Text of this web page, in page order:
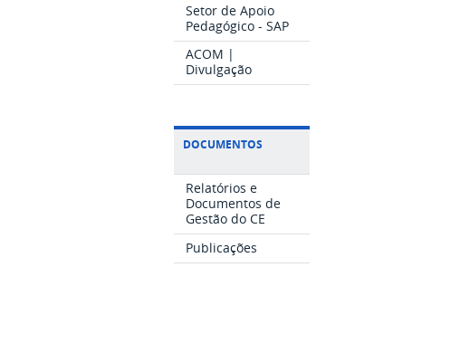
Setor de Apoio
Pedagógico - SAP
ACOM |
Divulgação
DOCUMENTOS
Relatórios e
Documentos de
Gestão do CE
Publicações